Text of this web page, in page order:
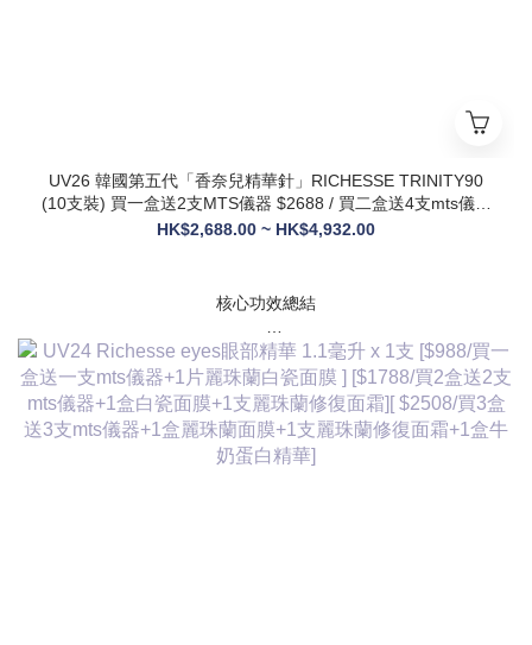
UV26 韓國第五代「香奈兒精華針」RICHESSE TRINITY90
(10支裝) 買一盒送2支MTS儀器 $2688 / 買二盒送4支mts儀器
+1盒麗珠蘭面膜+1支麗珠蘭修復面霜 $3288
HK$2,688.00 ~ HK$4,932.00
核心功效總結
✅ 膠原新生：促進膠原蛋白合成，改善皮膚自然代謝，淡化皺
紋、緊致輪廓
✅ 修護煥膚：改善痤瘡疤痕、色素沈著，修復受損肌膚屏障
✅ 營養供給：為皮膚提供全方位營養，增強彈性與光澤感
✅ 水潤亮白：深層補水鎖水，提亮膚色，讓肌膚通透飽滿
✅ 抗衰維穩：調節皮膚狀態，改善敏感與暗沈，維持健康年輕